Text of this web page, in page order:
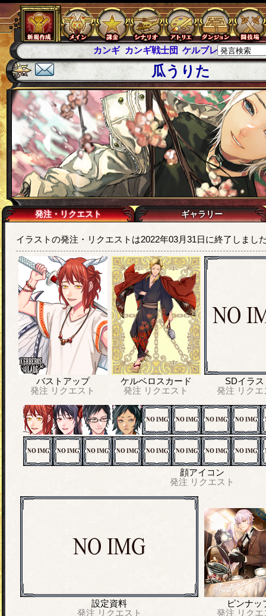
カンギ カンギ戦士団 ケルブレ ケルベロスブレイド スパ
瓜うりた
発注・リクエスト ギャラリー
イラストの発注・リクエストは2022年03月31日に終了しまし
バストアップ
発注 リクエスト
ケルベロスカード
発注 リクエスト
SDイラス
発注 リク
顔アイコン
発注 リクエスト
設定資料
発注 リクエスト
ピンナッ
発注 リク